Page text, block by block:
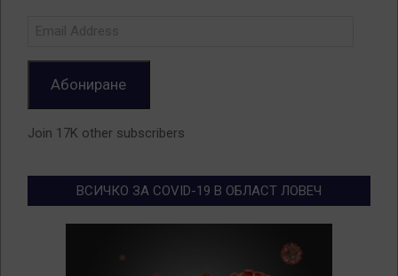
Абониране
Join 17K other subscribers
ВСИЧКО ЗА COVID-19 В ОБЛАСТ ЛОВЕЧ